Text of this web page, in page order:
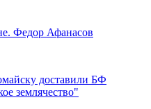
Федор Афанасов
доставили БФ
землячество"